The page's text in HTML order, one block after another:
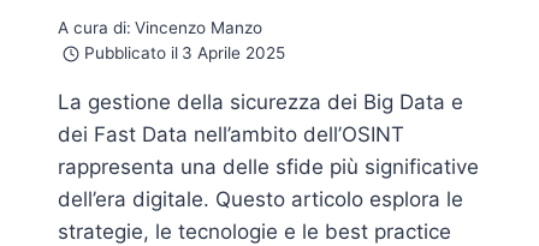
A cura di: Vincenzo Manzo
Pubblicato il 3 Aprile 2025
La gestione della sicurezza dei Big Data e
dei Fast Data nell’ambito dell’OSINT
rappresenta una delle sfide più significative
dell’era digitale. Questo articolo esplora le
strategie, le tecnologie e le best practice